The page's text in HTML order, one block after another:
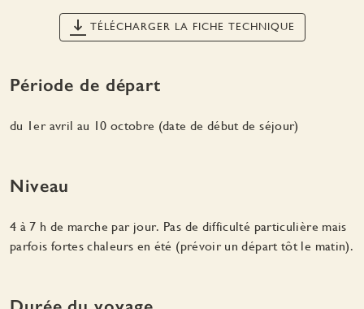
TÉLÉCHARGER LA FICHE TECHNIQUE
Période de départ
du 1er avril au 10 octobre (date de début de séjour)
Niveau
4 à 7 h de marche par jour. Pas de difficulté particulière mais
parfois fortes chaleurs en été (prévoir un départ tôt le matin).